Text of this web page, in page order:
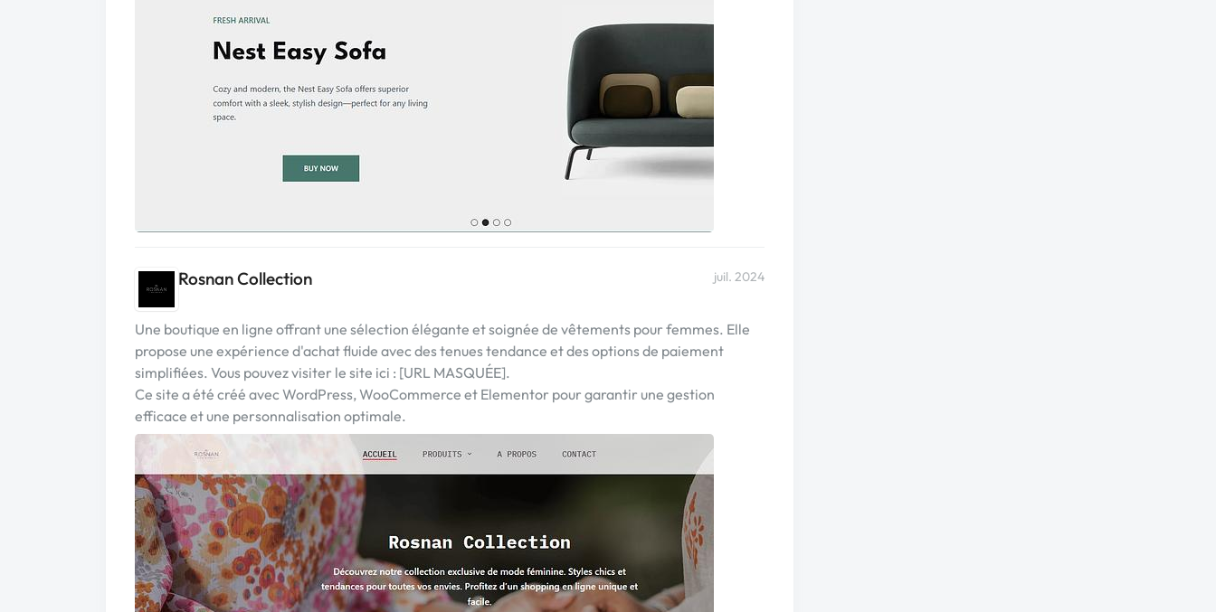
Rosnan Collection juil. 2024
Une boutique en ligne offrant une sélection élégante et soignée de vêtements pour femmes. Elle
propose une expérience d'achat fluide avec des tenues tendance et des options de paiement
simplifiées. Vous pouvez visiter le site ici : [URL MASQUÉE].
Ce site a été créé avec WordPress, WooCommerce et Elementor pour garantir une gestion
efficace et une personnalisation optimale.